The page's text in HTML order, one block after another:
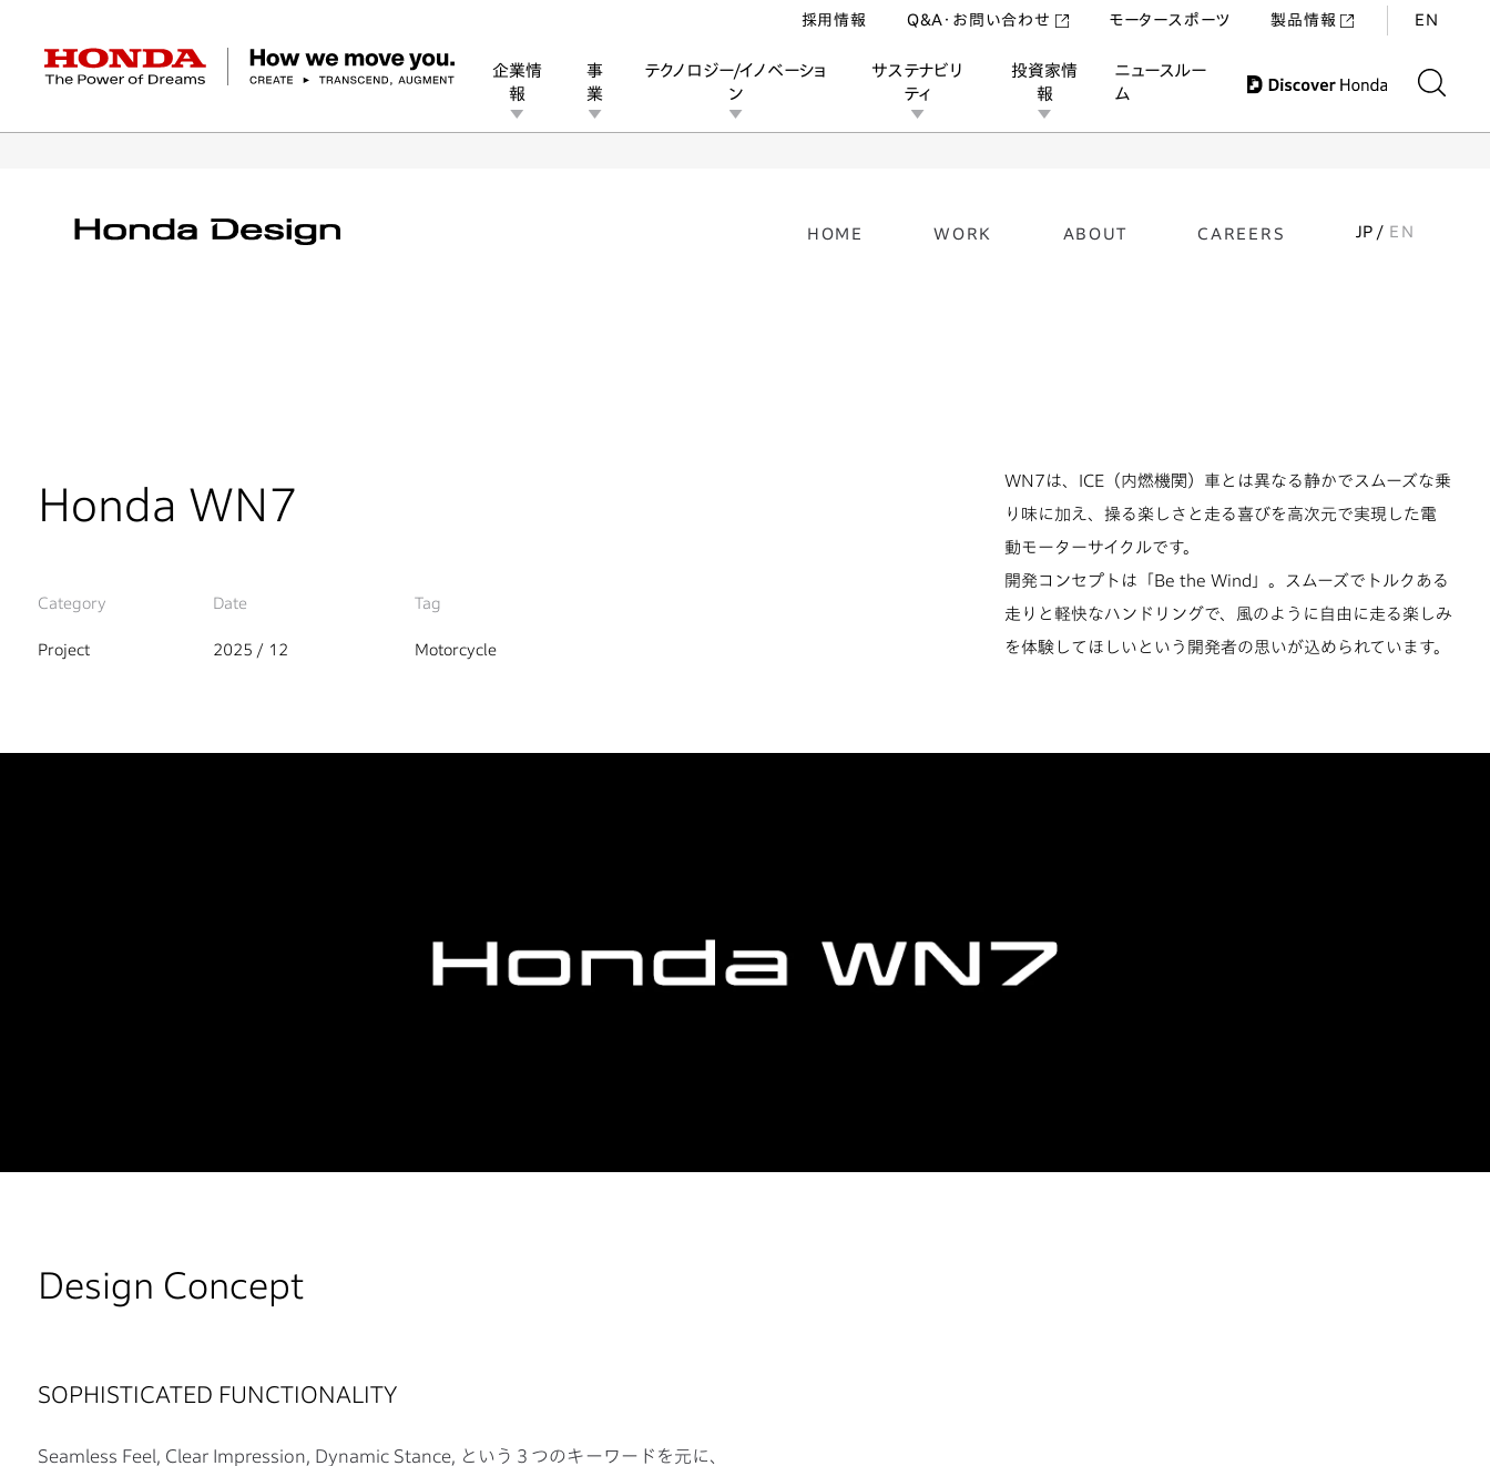
HONDA The Power of Dreams
企業情
報
社長メッセージ 経営方針 会社概要 モータースポーツ
事
業
クルマ バイク パワープロダクツ
テクノロジー/イノベーショ
ン
研究開発 テクノロジー デザイン
サステナビリ
ティ
ESGレポート Honda Report 環境 品質への取り組み
投資家情
報
経営方針 IR資料室 財務・業績情報 Honda Report
ニュースルー
ム
ニュースルーム
Discover Honda
採用情報 Q&A・お問い合わせ モータースポーツ 製品情報 EN
Honda WN7
HOME WORK ABOUT CAREERS JP / EN
Honda WN7
Category
Project
Date
2025 / 12
Tag
Motorcycle
WN7は、ICE（内燃機関）車とは異なる静かでスムーズな乗
り味に加え、操る楽しさと走る喜びを高次元で実現した電
動モーターサイクルです。
開発コンセプトは「Be the Wind」。スムーズでトルクある
走りと軽快なハンドリングで、風のように自由に走る楽しみ
を体験してほしいという開発者の思いが込められています。
Design Concept
SOPHISTICATED FUNCTIONALITY
Seamless Feel, Clear Impression, Dynamic Stance, という３つのキーワードを元に、